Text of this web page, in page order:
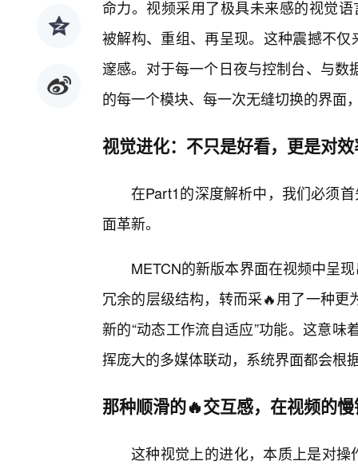
命力。视频采用了极具未来感的视觉
被解构、重组、再呈现。这种震撼不
邃感。对于每一个日夜与控制台、与
的每一个模块、每一次无缝切换的界面
视觉进化：不只是好看，更是对
在Part1的深度解析中，我们必须
面革新。
METCN的新版本界面在视频中呈
冗余的层级结构，转而采🔥用了一种
新的“动态工作流自适应”功能。这意
挥庞大的多媒体联动，系统界面都会根
那种顺滑的🔥交互感，在视频的
这种视觉上的进化，本质上是对操